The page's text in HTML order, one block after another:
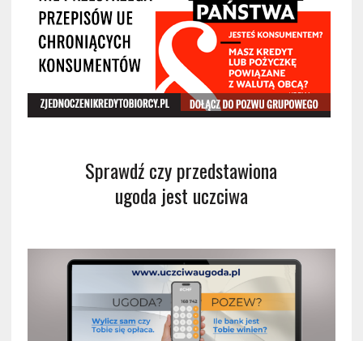
Sprawdź czy przedstawiona
ugoda jest uczciwa